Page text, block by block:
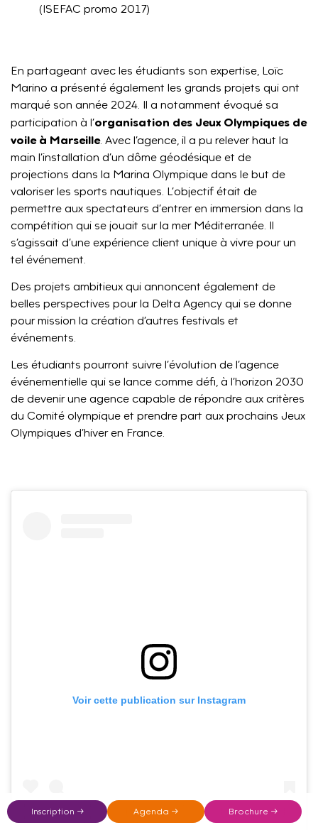
Inscription → Agenda → Brochure →
(ISEFAC promo 2017)
En partageant avec les étudiants son expertise, Loïc
Marino a présenté également les grands projets qui ont
marqué son année 2024. Il a notamment évoqué sa
participation à l’organisation des Jeux Olympiques de
voile à Marseille. Avec l’agence, il a pu relever haut la
main l’installation d’un dôme géodésique et de
projections dans la Marina Olympique dans le but de
valoriser les sports nautiques. L’objectif était de
permettre aux spectateurs d’entrer en immersion dans la
compétition qui se jouait sur la mer Méditerranée. Il
s’agissait d’une expérience client unique à vivre pour un
tel événement.
Des projets ambitieux qui annoncent également de
belles perspectives pour la Delta Agency qui se donne
pour mission la création d’autres festivals et
événements.
Les étudiants pourront suivre l’évolution de l’agence
événementielle qui se lance comme défi, à l’horizon 2030
de devenir une agence capable de répondre aux critères
du Comité olympique et prendre part aux prochains Jeux
Olympiques d’hiver en France.
Voir cette publication sur Instagram